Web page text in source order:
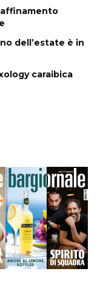
dell’estate è in
caraibica